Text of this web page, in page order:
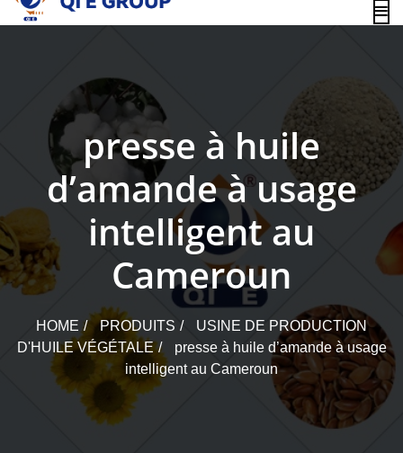
content
presse à huile
d’amande à usage
intelligent au
Cameroun
HOME PRODUITS
USINE DE PRODUCTION
D'HUILE VÉGÉTALE
presse à huile d’amande à usage
intelligent au Cameroun